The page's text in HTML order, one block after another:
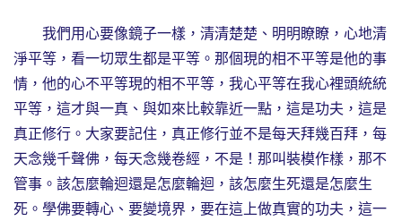
我們用心要像鏡子一樣，清清楚楚、明明瞭瞭，心地清
淨平等，看一切眾生都是平等。那個現的相不平等是他的事
情，他的心不平等現的相不平等，我心平等在我心裡頭統統
平等，這才與一真、與如來比較靠近一點，這是功夫，這是
真正修行。大家要記住，真正修行並不是每天拜幾百拜，每
天念幾千聲佛，每天念幾卷經，不是！那叫裝模作樣，那不
管事。該怎麼輪迴還是怎麼輪迴，該怎麼生死還是怎麼生
死。學佛要轉心、要變境界，要在這上做真實的功夫，這一